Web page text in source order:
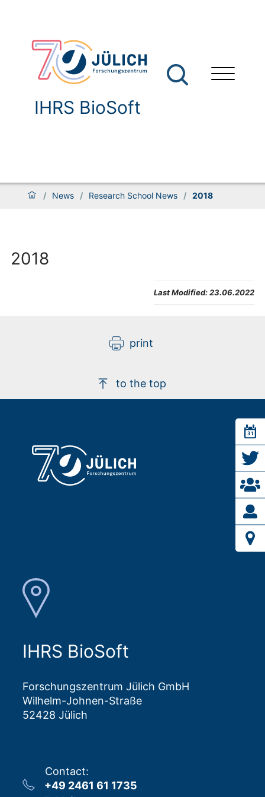
IHRS BioSoft
/ News / Research School News / 2018
2018
Last Modified:23.06.2022
print
to the top
IHRS BioSoft
Forschungszentrum Jülich GmbH
Wilhelm-Johnen-Straße
52428 Jülich
Contact:
+49 2461 61 1735